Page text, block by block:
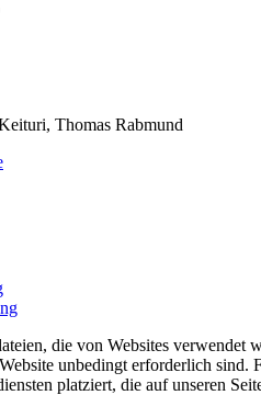
Thomas Rabmund
die von Websites verwendet
unbedingt erforderlich
platziert, die auf unseren